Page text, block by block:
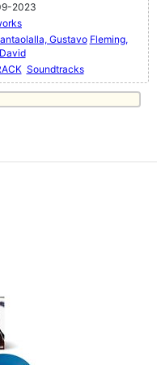
2023
Gustavo Fleming,
Soundtracks